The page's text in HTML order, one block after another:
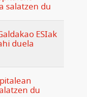
salatzen du
ESIak
duela
du